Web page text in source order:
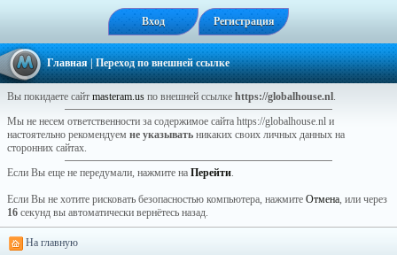
Вход Регистрация
Главная| Переход по внешней ссылке
Вы покидаете сайт masteram.us по внешней ссылке https://globalhouse.nl.
Мы не несем ответственности за содержимое сайта https://globalhouse.nl и
настоятельно рекомендуем не указывать никаких своих личных данных на
сторонних сайтах.
Если Вы еще не передумали, нажмите на Перейти.
Если Вы не хотите рисковать безопасностью компьютера, нажмите Отмена, или через
16 секунд вы автоматически вернётесь назад.
На главную